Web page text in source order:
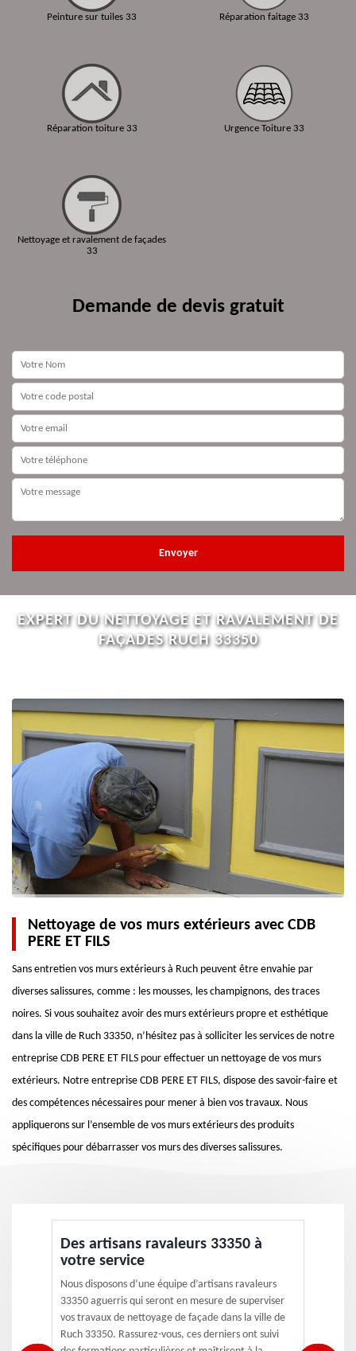
Peinture sur tuiles 33
Réparation toiture 33
Nettoyage et ravalement de façades
33
Réparation faitage 33
Urgence Toiture 33
Demande de devis gratuit
EXPERT DU NETTOYAGE ET RAVALEMENT DE
FAÇADES RUCH 33350
Nettoyage de vos murs extérieurs avec CDB
PERE ET FILS
Sans entretien vos murs extérieurs à Ruch peuvent être envahie par
diverses salissures, comme : les mousses, les champignons, des traces
noires. Si vous souhaitez avoir des murs extérieurs propre et esthétique
dans la ville de Ruch 33350, n’hésitez pas à solliciter les services de notre
entreprise CDB PERE ET FILS pour effectuer un nettoyage de vos murs
extérieurs. Notre entreprise CDB PERE ET FILS, dispose des savoir-faire et
des compétences nécessaires pour mener à bien vos travaux. Nous
appliquerons sur l’ensemble de vos murs extérieurs des produits
spécifiques pour débarrasser vos murs des diverses salissures.
Des artisans ravaleurs 33350 à
votre service
Nous disposons d’une équipe d’artisans ravaleurs
33350 aguerris qui seront en mesure de superviser
vos travaux de nettoyage de façade dans la ville de
Ruch 33350. Rassurez-vous, ces derniers ont suivi